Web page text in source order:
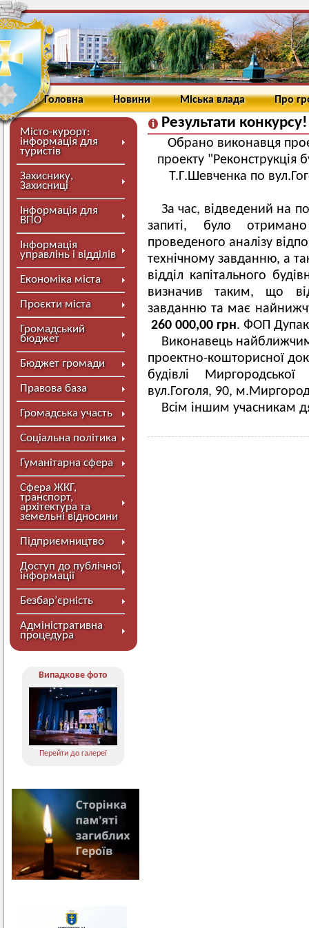
Головна Новини Міська влада Про
Місто-курорт:
інформація для
туристів
Захиснику,
Захисниці
Інформація для
ВПО
Інформація
управлінь і відділів
Економіка міста
Проєкти міста
Громадський
бюджет
Бюджет громади
Правова база
Громадська участь
Соціальна політика
Гуманітарна сфера
Сфера ЖКГ,
транспорт,
архітектура та
земельні відносини
Підприємництво
Доступ до публічної
інформації
Безбар’єрність
Адміністративна
процедура
Випадкове фото
Перейти до галереї
Результати конкурсу!
Обрано виконавця
проекту "Реконструкція
Т.Г.Шевченка по
За час, відведений на
запиті, було
проведеного аналізу
технічному завданню, а
відділ капітального
визначив таким, що
завданню та має
260 000,00 грн. ФОП
Виконавець
проектно-кошторисної
будівлі
вул.Гоголя, 90,
Всім іншим учасникам